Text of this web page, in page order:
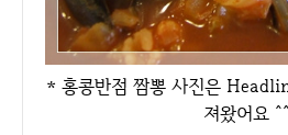
* 홍콩반점 짬뽕 사진은
져왔어요 ^^